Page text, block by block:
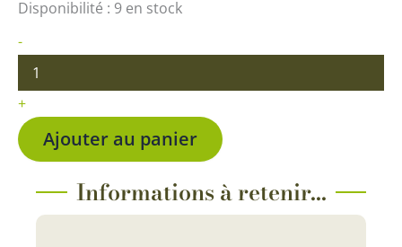
Disponibilité : 9 en stock
-Aubrietia
à
Grandes
Fleurs
Violettes
+
Ajouter au panier
Informations à retenir...